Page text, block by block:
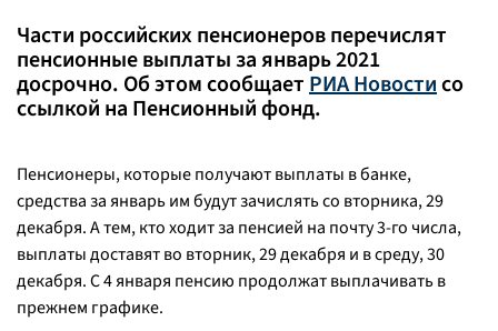
Части российских пенсионеров перечислят
пенсионные выплаты за январь 2021
досрочно. Об этом сообщает РИА Новостисо
ссылкой на Пенсионный фонд.
Пенсионеры, которые получают выплаты в банке,
средства за январь им будут зачислять со вторника, 29
декабря. А тем, кто ходит за пенсией на почту 3-го числа,
выплаты доставят во вторник, 29 декабря и в среду, 30
декабря. С 4 января пенсию продолжат выплачивать в
прежнем графике.